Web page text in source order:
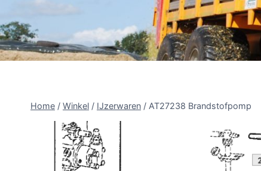
Home / Winkel / IJzerwaren / AT27238 Brandstofpomp